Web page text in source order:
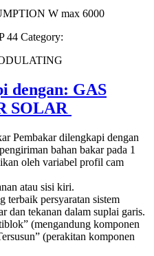
W max 6000
Category:
dengan: GAS
SOLAR
Pembakar dilengkapi dengan
bahan bakar pada 1
oleh variabel profil cam
atau sisi kiri.
terbaik persyaratan sistem
dan tekanan dalam suplai garis.
(mengandung komponen
(perakitan komponen